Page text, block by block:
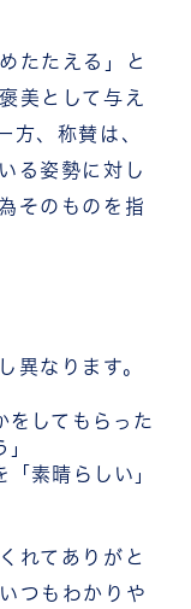
るなら
たたえる」と
美として与え
方、 称賛は、
る姿勢に対し
そのものを指
異なります。
をしてもらった
「素晴らしい」
れてありがと
つもわかりや